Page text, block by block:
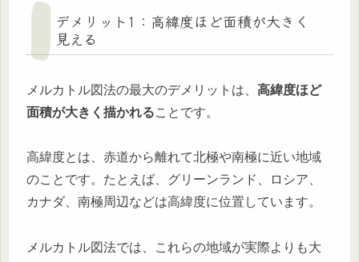
デメリット1：高緯度ほど面積が大きく
見える
メルカトル図法の最大のデメリットは、 高緯度ほど
面積が大きく描かれることです。
高緯度とは、赤道から離れて北極や南極に近い地域
のことです。たとえば、グリーンランド、ロシア、
カナダ、南極周辺などは高緯度に位置しています。
メルカトル図法では、これらの地域が実際よりも大